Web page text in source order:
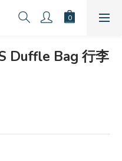
Duffle Bag 行李